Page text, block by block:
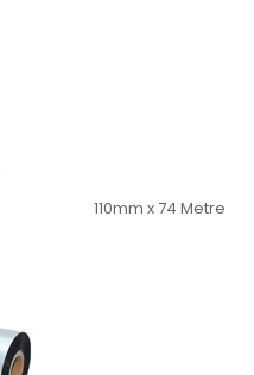
110mm x 74 Metre